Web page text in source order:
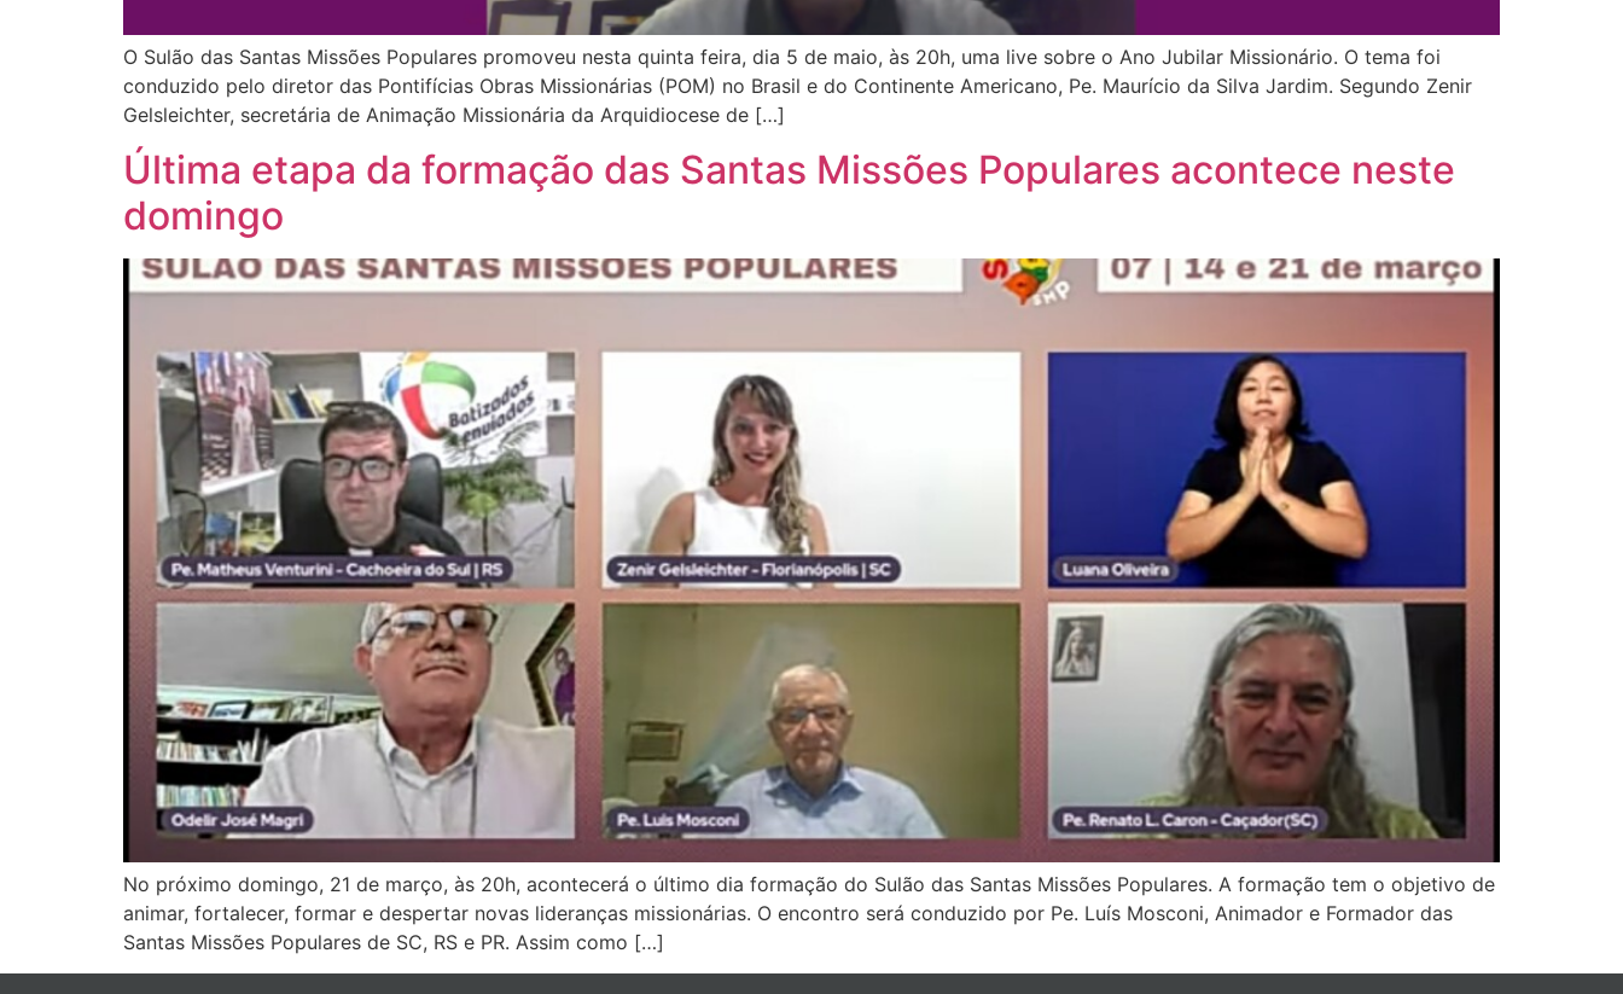
O Sulão das Santas Missões Populares promoveu nesta quinta feira, dia 5 de maio, às 20h, uma live sobre o Ano Jubilar Missionário. O tema foi
conduzido pelo diretor das Pontifícias Obras Missionárias (POM) no Brasil e do Continente Americano, Pe. Maurício da Silva Jardim. Segundo Zenir
Gelsleichter, secretária de Animação Missionária da Arquidiocese de […]
Última etapa da formação das Santas Missões Populares acontece neste
domingo
No próximo domingo, 21 de março, às 20h, acontecerá o último dia formação do Sulão das Santas Missões Populares. A formação tem o objetivo de
animar, fortalecer, formar e despertar novas lideranças missionárias. O encontro será conduzido por Pe. Luís Mosconi, Animador e Formador das
Santas Missões Populares de SC, RS e PR. Assim como […]